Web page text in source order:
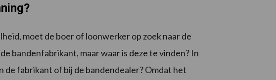
moet de boer of loonwerker op zoek naar de
bandenfabrikant, maar waar is deze te vinden? In
fabrikant of bij de bandendealer? Omdat het